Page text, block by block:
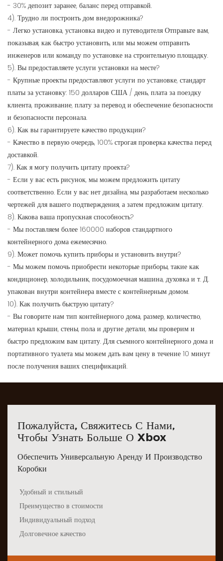
- 30% депозит заранее, баланс перед отправкой.
4). Трудно ли построить дом внедорожника?
- Легко установка, установка видео и путеводителя Отправьте вам,
показывая, как быстро установить, или мы можем отправить
инженеров или команду по установке на строительную площадку.
5). Вы предоставляете услуги установки на месте?
- Крупные проекты предоставляют услуги по установке, стандарт
платы за установку: 150 долларов США / день, плата за поездку
клиента, проживание, плату за перевод и обеспечение безопасности
и безопасности персонала.
6). Как вы гарантируете качество продукции?
- Качество в первую очередь, 100% строгая проверка качества перед
доставкой.
7). Как я могу получить цитату проекта?
- Если у вас есть рисунок, мы можем предложить цитату
соответственно. Если у вас нет дизайна, мы разработаем несколько
чертежей для вашего подтверждения, а затем предложим цитату.
8). Какова ваша пропускная способность?
- Мы поставляем более 160000 наборов стандартного
контейнерного дома ежемесячно.
9). Может помочь купить приборы и установить внутри?
- Мы можем помочь приобрести некоторые приборы, такие как
кондиционер, холодильник, посудомоечная машина, духовка и т. Д.
упакован внутри контейнера вместе с контейнерным домом.
10). Как получить быструю цитату?
- Вы говорите нам тип контейнерного дома, размер, количество,
материал крыши, стены, пола и другие детали, мы проверим и
быстро предложим вам цитату. Для съемного контейнерного дома и
портативного туалета мы можем дать вам цену в течение 10 минут
после получения ваших спецификаций.
Пожалуйста, Свяжитесь С Нами,
Чтобы Узнать Больше О Xbox
Обеспечить Универсальную Аренду И Производство
Коробки
Удобный и стильный
Преимущество в стоимости
Индивидуальный подход
Долговечное качество